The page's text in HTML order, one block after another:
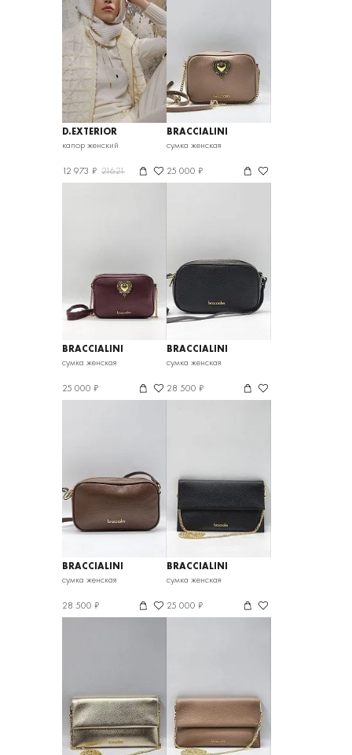
D.EXTERIOR
капор женский
12 973 ₽ 21621
BRACCIALINI
сумка женская
25 000 ₽
BRACCIALINI
сумка женская
25 000 ₽
BRACCIALINI
сумка женская
28 500 ₽
BRACCIALINI
сумка женская
28 500 ₽
BRACCIALINI
сумка женская
25 000 ₽